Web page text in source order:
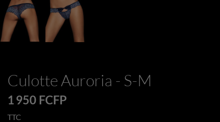
Culotte Auroria - S-M
1 950 FCFP
TTC